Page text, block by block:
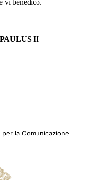
vi benedico.
II
la Comunicazione